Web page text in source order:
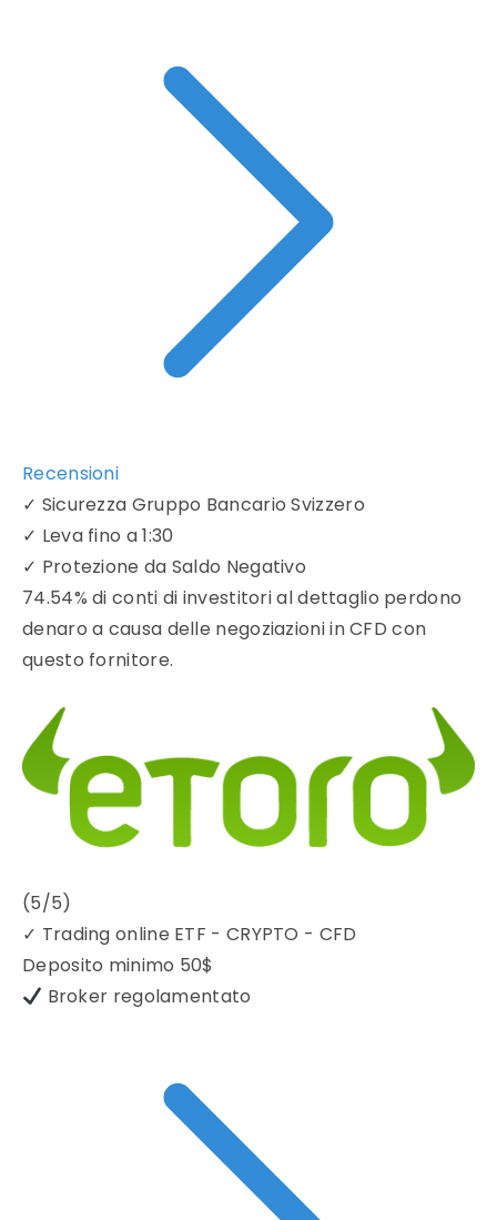
Recensioni
✓ Sicurezza Gruppo Bancario Svizzero
✓ Leva fino a 1:30
✓ Protezione da Saldo Negativo
74.54% di conti di investitori al dettaglio perdono
denaro a causa delle negoziazioni in CFD con
questo fornitore.
(5/5)
✓ Trading online ETF - CRYPTO - CFD
Deposito minimo 50$
Broker regolamentato